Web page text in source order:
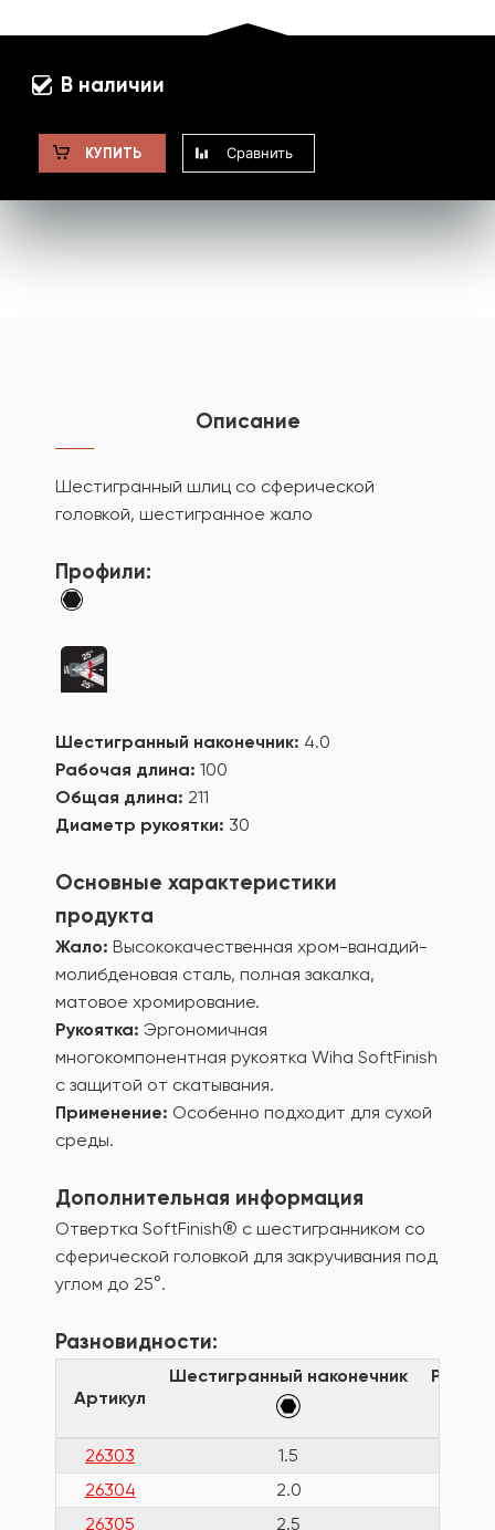
В наличии
КУПИТЬ Сравнить
Описание
Шестигранный шлиц со сферической
головкой, шестигранное жало
Профили:
Шестигранный наконечник: 4.0
Рабочая длина: 100
Общая длина: 211
Диаметр рукоятки: 30
Основные характеристики
продукта
Жало: Высококачественная хром-ванадий-
молибденовая сталь, полная закалка,
матовое хромирование.
Рукоятка: Эргономичная
многокомпонентная рукоятка Wiha SoftFinish
с защитой от скатывания.
Применение: Особенно подходит для сухой
среды.
Дополнительная информация
Отвертка SoftFinish® с шестигранником со
сферической головкой для закручивания под
углом до 25°.
Разновидности:
Артикул
Шестигранный наконечник
26303 1.5
26304
2.0
26305
2.5